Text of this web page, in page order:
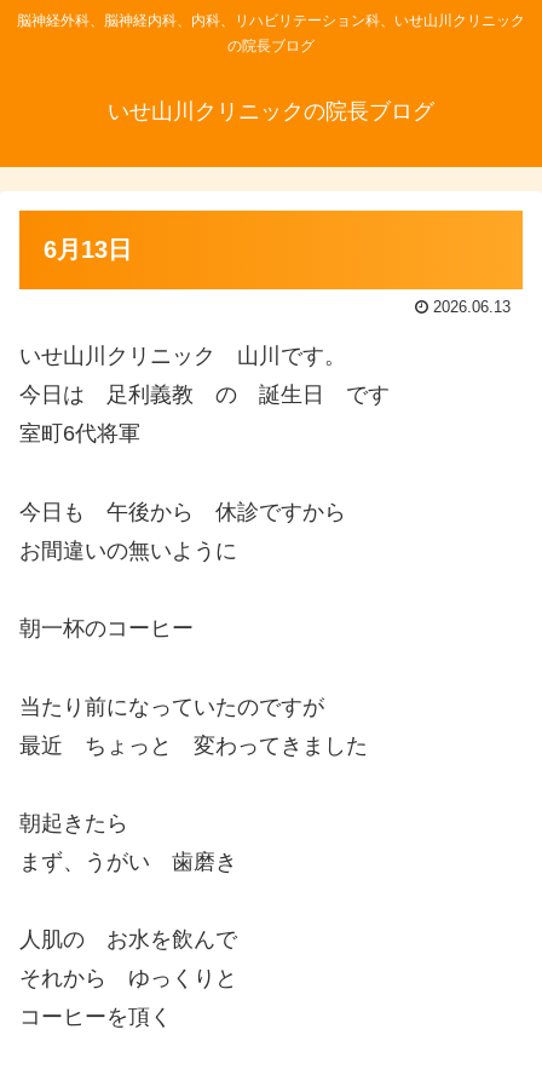
脳神経外科、脳神経内科、内科、リハビリテーション科、いせ山川クリニック
の院長ブログ
いせ山川クリニックの院長ブログ
6月13日
2026.06.13
いせ山川クリニック 山川です。
今日は 足利義教 の 誕生日 です
室町6代将軍
今日も 午後から 休診ですから
お間違いの無いように
朝一杯のコーヒー
当たり前になっていたのですが
最近 ちょっと 変わってきました
朝起きたら
まず、うがい 歯磨き
人肌の お水を飲んで
それから ゆっくりと
コーヒーを頂く